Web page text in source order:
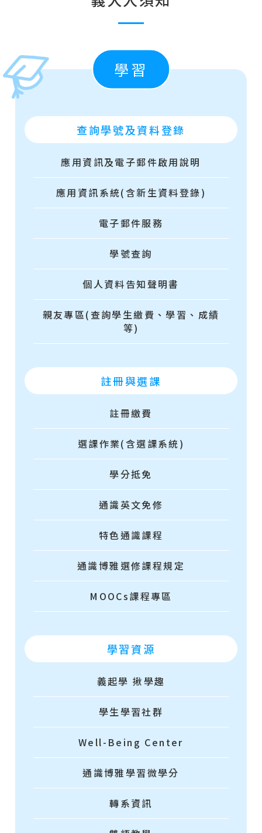
學習
查詢學號及資料登錄
應用資訊及電子郵件啟用說明
應用資訊系統(含新生資料登錄)
電子郵件服務
學號查詢
個人資料告知聲明書
親友專區(查詢學生繳費、學習、成績
等)
註冊與選課
註冊繳費
選課作業(含選課系統)
學分抵免
通識英文免修
特色通識課程
通識博雅選修課程規定
MOOCs課程專區
學習資源
義起學 揪學趣
學生學習社群
Well-Being Center
通識博雅學習微學分
轉系資訊